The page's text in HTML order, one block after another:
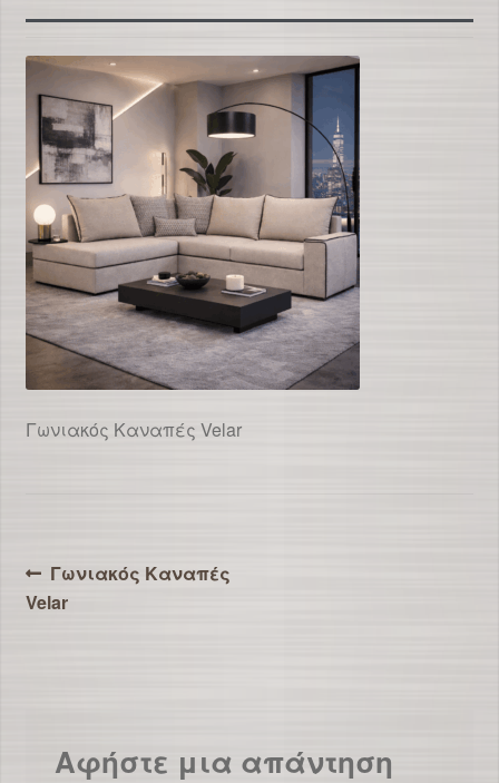
Γωνιακός Καναπές Velar
Πλοήγηση
άρθρων
Προηγούμενο
άρθρο:
Γωνιακός Καναπές
Velar
Αφήστε μια απάντηση